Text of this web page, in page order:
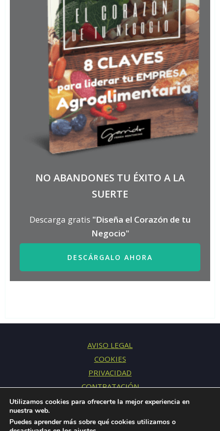
NO ABANDONES TU ÉXITO A LA
SUERTE
Descarga gratis "Diseña el Corazón de tu
Negocio"
DESCÁRGALO AHORA
AVISO LEGAL
COOKIES
PRIVACIDAD
CONTRATACIÓN
CONTACTO
Utilizamos cookies para ofrecerte la mejor experiencia en
nuestra web.
Puedes aprender más sobre qué cookies utilizamos o